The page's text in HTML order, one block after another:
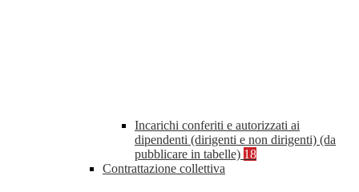
Incarichi conferiti e autorizzati ai
dipendenti (dirigenti e non dirigenti) (da
pubblicare in tabelle) 18
Contrattazione collettiva